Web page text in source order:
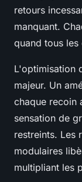
retours
manquant.
quand tous
L'optimisation
majeur. Un
chaque recoin
sensation de
restreints. Les
modulaires
multipliant les